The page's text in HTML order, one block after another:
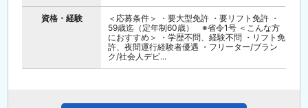
資格・経験
＜応募条件＞ ・要大型免許 ・要リフト免許 ・
59歳迄（定年制60歳） ※省令1号 ＜こんな方
におすすめ＞ ・学歴不問、経験不問 ・リフト免
許、夜間運行経験者優遇 ・フリーター/ブラン
ク/社会人デビ...